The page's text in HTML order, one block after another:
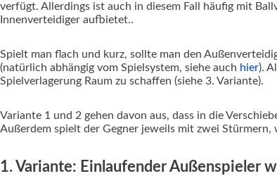
verfügt. Allerdings ist auch in diesem Fall häufig mit
Innenverteidiger aufbietet..
Spielt man flach und kurz, sollte man den
(natürlich abhängig vom Spielsystem, siehe auch hier).
Spielverlagerung Raum zu schaffen (siehe 3. Variante).
Variante 1 und 2 gehen davon aus, dass in die
Außerdem spielt der Gegner jeweils mit zwei
1. Variante: Einlaufender Außenspieler